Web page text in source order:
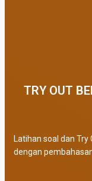
TRY OUT
Latihan soal dan
dengan